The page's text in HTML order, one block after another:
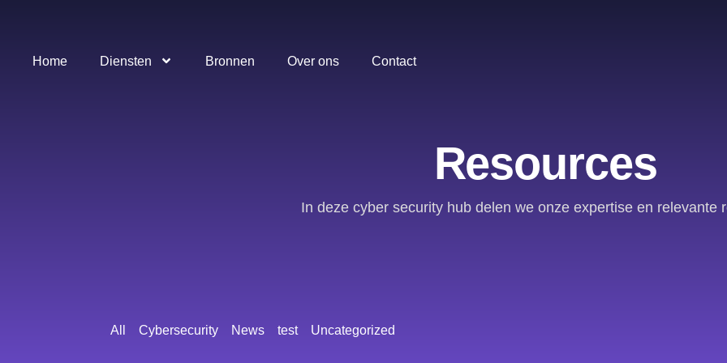
Home Diensten Bronnen Over ons Contact
Resources
In deze cyber security hub delen we onze expertise en relevante
Cybersecurity News test Uncategorized
All